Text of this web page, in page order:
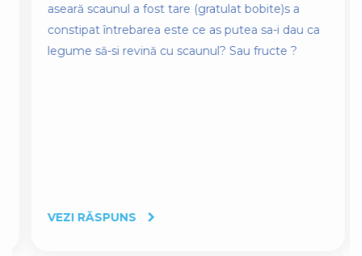
aseară scaunul a fost tare (gratulat bobite)s a
constipat întrebarea este ce as putea sa-i dau ca
legume să-si revină cu scaunul? Sau fructe ?
VEZI RĂSPUNS